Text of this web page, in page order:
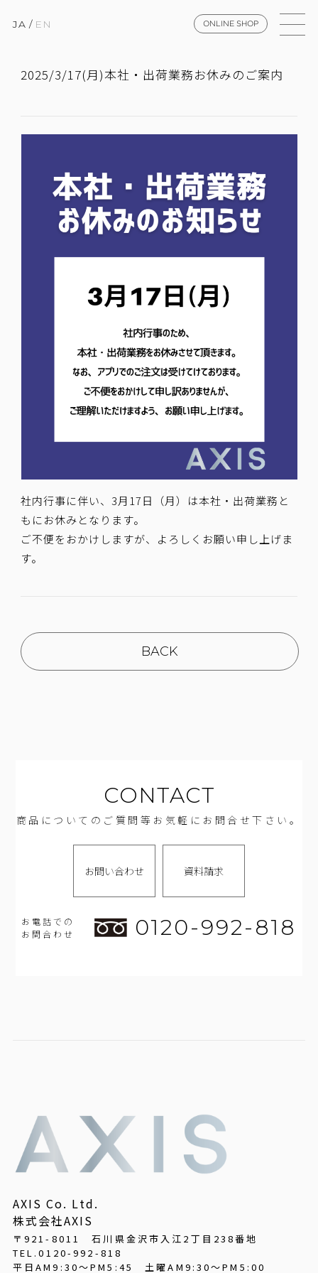
JA / EN ONLINE SHOP
2025/3/17(月)本社・出荷業務お休みのご案内
社内行事に伴い、3月17日（月）は本社・出荷業務と
もにお休みとなります。
ご不便をおかけしますが、よろしくお願い申し上げま
す。
BACK
CONTACT
商品についてのご質問等お気軽にお問合せ下さい。
お問い合わせ 資料請求
お電話での
お問合わせ
0120-992-818
AXIS Co. Ltd.
株式会社AXIS
〒921-8011 石川県金沢市入江2丁目238番地
TEL.0120-992-818
平日AM9:30～PM5:45 土曜AM9:30～PM5:00